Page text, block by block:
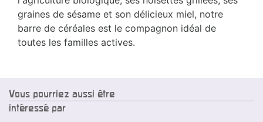
graines de sésame et son délicieux miel, notre
barre de céréales est le compagnon idéal de
toutes les familles actives.
Vous pourriez aussi être
intéressé par